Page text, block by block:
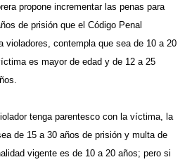
propone incrementar las penas para
de prisión que el Código Penal
violadores, contempla que sea de 10 a 20
es mayor de edad y de 12 a 25
tenga parentesco con la víctima, la
de 15 a 30 años de prisión y multa de
vigente es de 10 a 20 años; pero si